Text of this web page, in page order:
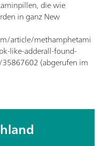
die wie
in ganz New
article/methamphetami
like-adderall-found-
(abgerufen im